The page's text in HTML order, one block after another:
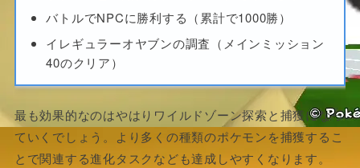
バトルでNPCに勝利する（累計で1000勝）
イレギュラーオヤブンの調査（メインミッション
40のクリア）
最も効果的なのはやはりワイルドゾーン探索と捕獲になっ
ていくでしょう。より多くの種類のポケモンを捕獲するこ
とで関連する進化タスクなども達成しやすくなります。